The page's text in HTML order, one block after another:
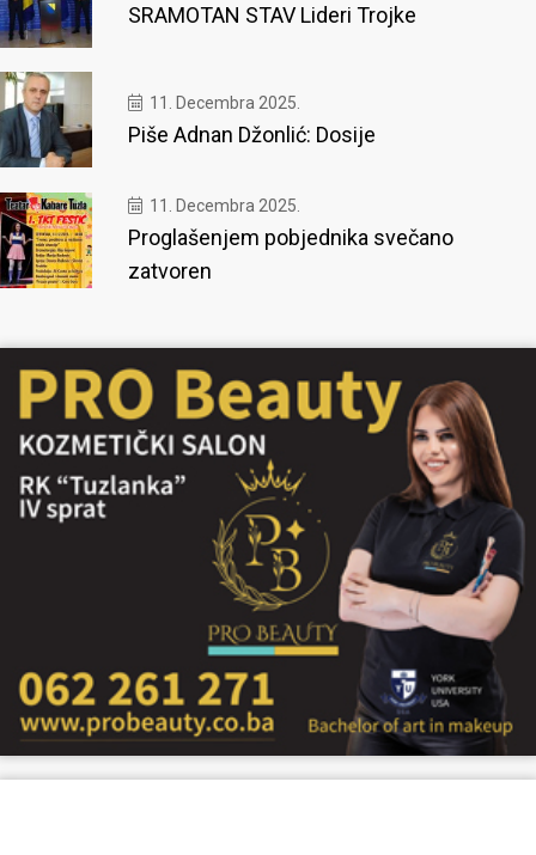
SRAMOTAN STAV Lideri Trojke
11. Decembra 2025.
Piše Adnan Džonlić: Dosije
11. Decembra 2025.
Proglašenjem pobjednika svečano
zatvoren